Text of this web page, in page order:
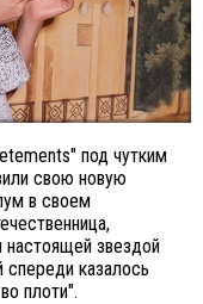
под чутким
свою новую
в своем
настоящей звездой
спереди казалось
плоти".